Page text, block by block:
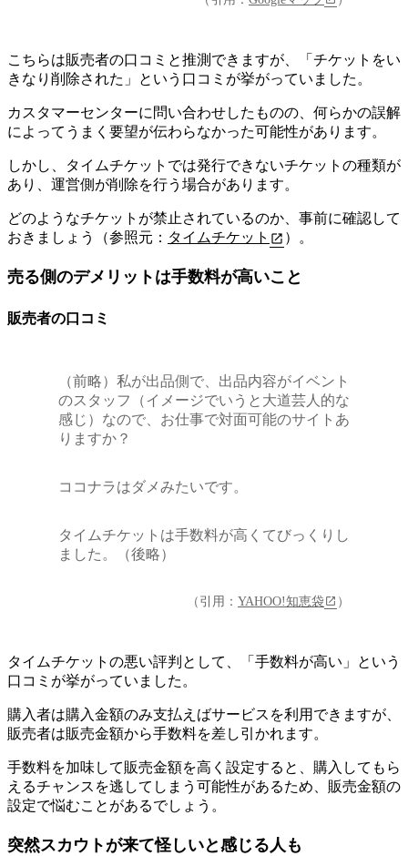
こちらは販売者の口コミと推測できますが、「チケットをい
きなり削除された」という口コミが挙がっていました。
カスタマーセンターに問い合わせしたものの、何らかの誤解
によってうまく要望が伝わらなかった可能性があります。
しかし、
タイムチケットでは発行できないチケットの種類が
あり、運営側が削除を行う場合があります。
どのようなチケットが禁止されているのか、事前に確認して
おきましょう（参照元： タイムチケット ）。
売る側のデメリットは手数料が高いこと
販売者の口コミ
（前略）私が出品側で、出品内容がイベント
のスタッフ（イメージでいうと大道芸人的な
感じ）なので、お仕事で対面可能のサイトあ
りますか？
ココナラはダメみたいです。
タイムチケットは手数料が高くてびっくりし
ました。（後略）
（引用： YAHOO!知恵袋 ）
タイムチケットの悪い評判として、
「手数料が高い」という
口コミが挙がっていました 。
購入者は購入金額のみ支払えばサービスを利用できますが、
販売者は販売金額から手数料を差し引かれます。
手数料を加味して販売金額を高く設定すると、購入してもら
えるチャンスを逃してしまう可能性があるため、販売金額の
設定で悩むことがあるでしょう。
突然スカウトが来て怪しいと感じる人も